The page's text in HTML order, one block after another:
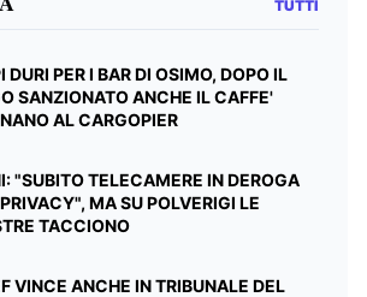
TUTTI
DURI PER I BAR DI OSIMO, DOPO IL
SANZIONATO ANCHE IL CAFFE'
AL CARGOPIER
"SUBITO TELECAMERE IN DEROGA
MA SU POLVERIGI LE
TACCIONO
VINCE ANCHE IN TRIBUNALE DEL